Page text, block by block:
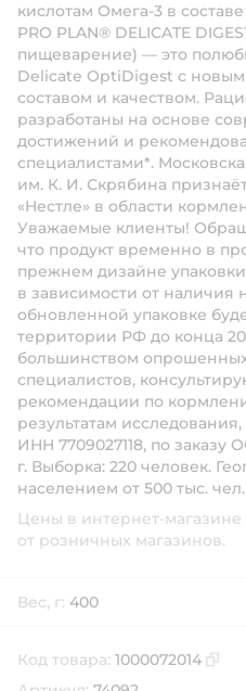
кислотам Омега-3 в
PRO PLAN® DELICATE
пищеварение) — это
Delicate OptiDigest с
составом и качеством.
разработаны на основе
достижений и
специалистами*.
им. К. И. Скрябина
«Нестле» в области
Уважаемые клиенты!
что продукт временно в
прежнем дизайне
в зависимости от наличия
обновленной упаковке
территории РФ до конца
большинством
специалистов,
рекомендации по
результатам
ИНН 7709027118, по заказу
г. Выборка: 220 человек.
населением от 500 тыс. чел.
Цены в интернет-магазине
от розничных магазинов.
Вес, г: 400
Код товара: 1000072014